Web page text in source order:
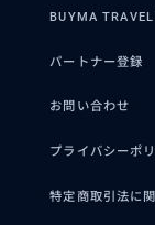
BUYMA TRAVEL
パートナー登録
お問い合わせ
プライバシーポ
特定商取引法に